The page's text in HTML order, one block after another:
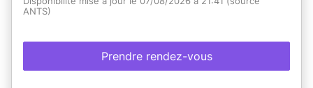
ANTS)
Prendre rendez-vous